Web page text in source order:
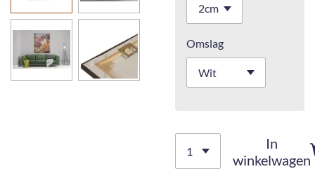
Omslag
In
winkelwagen